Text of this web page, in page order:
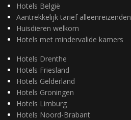
Hotels België
Aantrekkelijk tarief alleenreizenden
Huisdieren welkom
Hotels met mindervalide kamers
Hotels Drenthe
Hotels Friesland
Hotels Gelderland
Hotels Groningen
Hotels Limburg
Hotels Noord-Brabant